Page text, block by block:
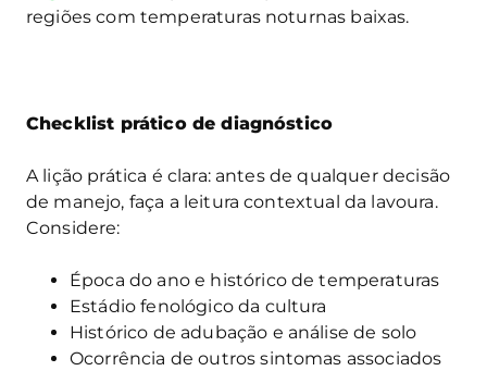
regiões com temperaturas noturnas baixas.
Checklist prático de diagnóstico
A lição prática é clara: antes de qualquer decisão
de manejo, faça a leitura contextual da lavoura.
Considere:
Época do ano e histórico de temperaturas
Estádio fenológico da cultura
Histórico de adubação e análise de solo
Ocorrência de outros sintomas associados